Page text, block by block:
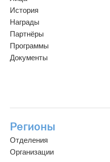
История
Награды
Партнёры
Программы
Документы
Регионы
Отделения
Организации